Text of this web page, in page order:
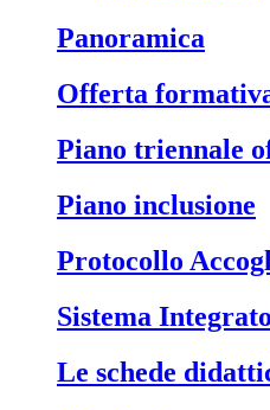
Panoramica
Offerta
Piano triennale
Piano inclusione
Protocollo
Sistema
Le schede